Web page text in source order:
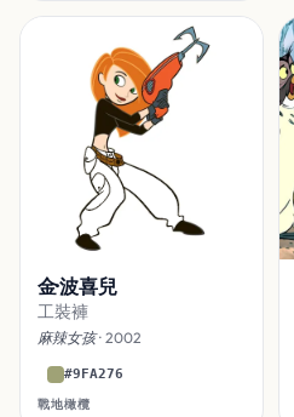
金·波喜兒
工裝褲
麻辣女孩· 2002
#9FA276
戰地橄欖